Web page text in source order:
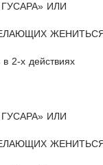
ИЛИ
2-х действиях
ИЛИ